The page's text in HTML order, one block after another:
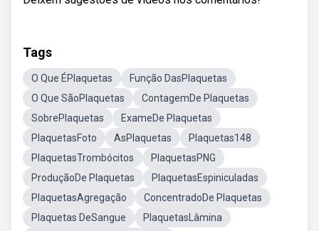
Tags
O Que ÉPlaquetas
Função DasPlaquetas
O Que SãoPlaquetas
ContagemDe Plaquetas
SobrePlaquetas
ExameDe Plaquetas
PlaquetasFoto
AsPlaquetas
Plaquetas148
PlaquetasTrombócitos
PlaquetasPNG
ProduçãoDe Plaquetas
PlaquetasEspiniculadas
PlaquetasAgregação
ConcentradoDe Plaquetas
Plaquetas DeSangue
PlaquetasLâmina